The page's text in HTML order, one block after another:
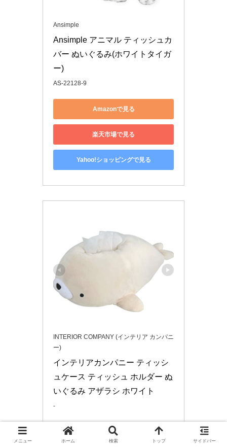
Ansimple
Ansimple アニマル ティッシュカ
バー ぬいぐるみ(ホワイトタイガ
ー)
AS-22128-9
Amazonで見る
楽天市場で見る
Yahoo!ショッピングで見る
INTERIOR COMPANY (インテリア カンパニ
ー)
インテリアカンパニー ティッシ
ュケース ティッシュ ホルダー ぬ
いぐるみ アザラシ ホワイト
-
Amazonで見る
メニュー ホーム 検索 トップ サイドバー